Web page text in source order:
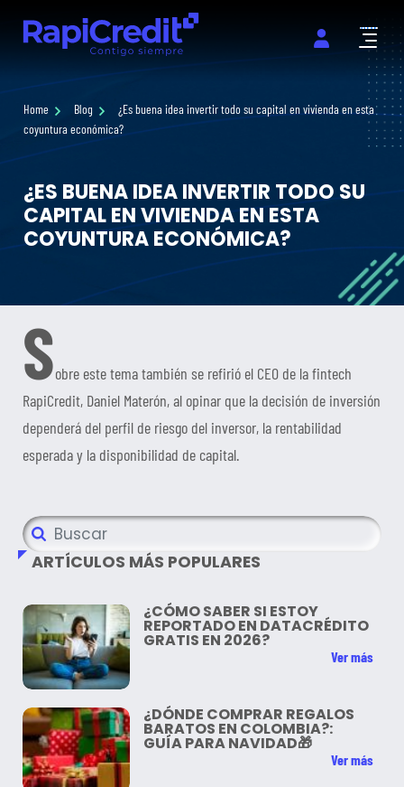
Abrir
¿ES BUENA IDEA INVERTIR TODO SU
CAPITAL EN VIVIENDA EN ESTA
COYUNTURA ECONÓMICA?
Home Blog
¿Es buena idea invertir todo su capital en vivienda en esta
coyuntura económica?
Sobre este tema también se refirió el CEO de la fintech
RapiCredit, Daniel Materón, al opinar que la decisión de inversión
dependerá del perfil de riesgo del inversor, la rentabilidad
esperada y la disponibilidad de capital.
ARTÍCULOS MÁS POPULARES
¿CÓMO SABER SI ESTOY
REPORTADO EN DATACRÉDITO
GRATIS EN 2026?
Ver más
¿DÓNDE COMPRAR REGALOS
BARATOS EN COLOMBIA?:
GUÍA PARA NAVIDAD🎁
Ver más